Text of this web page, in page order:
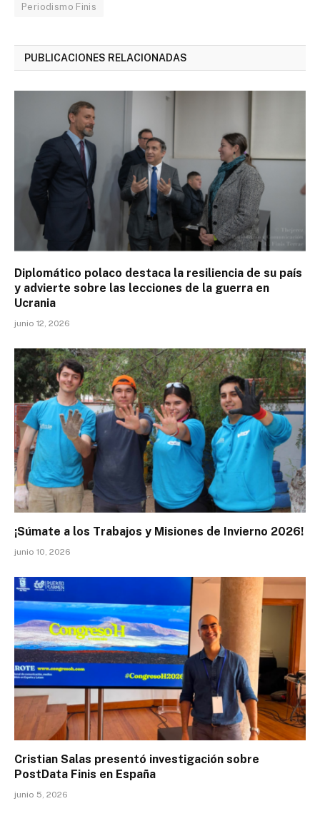
Periodismo Finis
PUBLICACIONES RELACIONADAS
Diplomático polaco destaca la resiliencia de su país
y advierte sobre las lecciones de la guerra en
Ucrania
junio 12, 2026
¡Súmate a los Trabajos y Misiones de Invierno 2026!
junio 10, 2026
Cristian Salas presentó investigación sobre
PostData Finis en España
junio 5, 2026